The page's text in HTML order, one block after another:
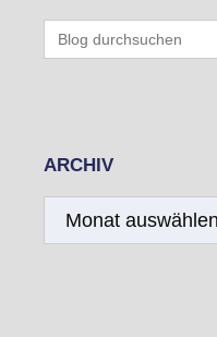
Search
for:
ARCHIV